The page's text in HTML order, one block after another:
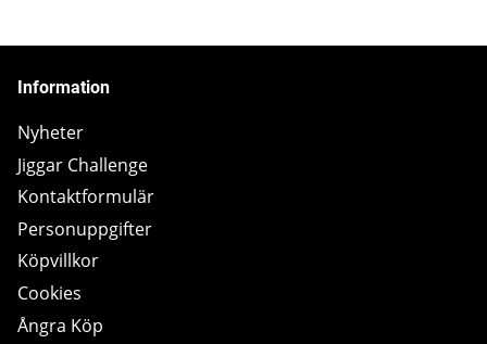
Information
Nyheter
Jiggar Challenge
Kontaktformulär
Personuppgifter
Köpvillkor
Cookies
Ångra Köp